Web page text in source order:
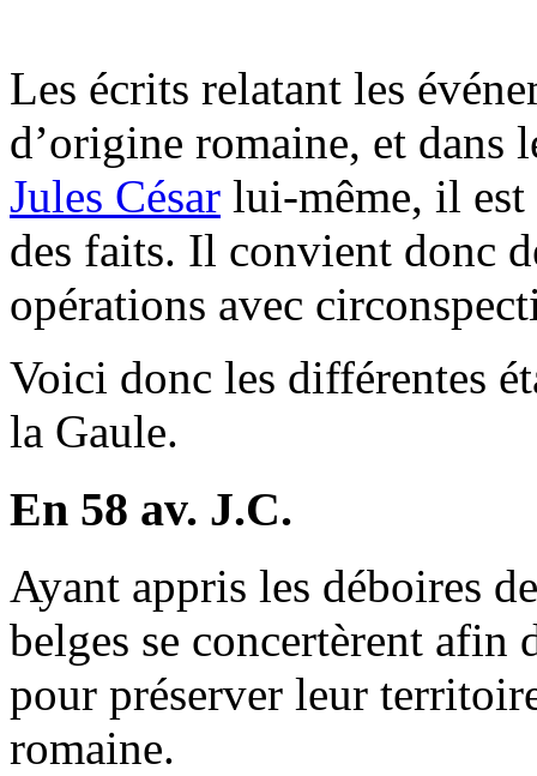
Les écrits relatant les
d’origine romaine, et dans
Jules César lui-même, il est
des faits. Il convient donc
opérations avec
Voici donc les différentes
la Gaule.
En 58 av. J.C.
Ayant appris les déboires
belges se concertèrent afin
pour préserver leur
romaine.